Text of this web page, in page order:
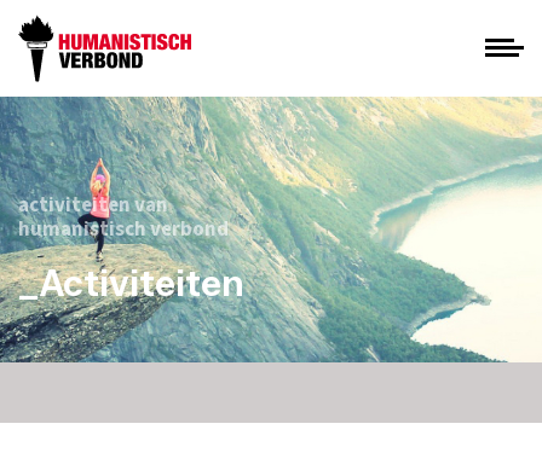
activiteiten van
humanistisch verbond
_Activiteiten